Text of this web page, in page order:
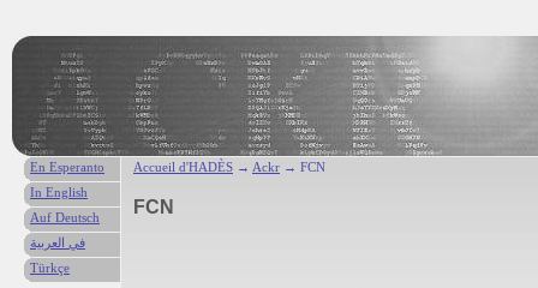
Accueil d'HADÈS → Ackr → FCN
FCN
En Esperanto
In English
Auf Deutsch
في العربية
Türkçe